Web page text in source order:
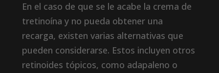
En el caso de que se le acabe la crema de
tretinoína y no pueda obtener una
recarga, existen varias alternativas que
pueden considerarse. Estos incluyen otros
retinoides tópicos, como adapaleno o